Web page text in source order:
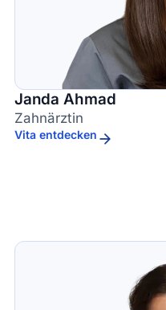
Janda Ahmad
Zahnärztin
Vita entdecken